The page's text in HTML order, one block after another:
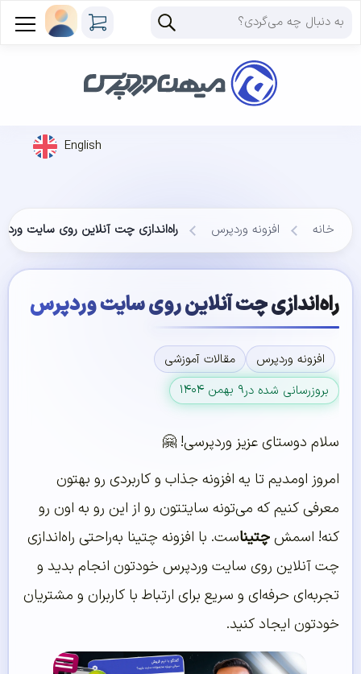
English
خانه افزونه وردپرس راه‌اندازی چت آنلاین روی سایت
راه‌اندازی چت آنلاین روی سایت وردپرس
افزونه وردپرس
مقالات آموزشی
بروزرسانی شده در۹ بهمن ۱۴۰۴
سلام دوستای عزیز وردپرسی! 🤗
امروز اومدیم تا یه افزونه جذاب و کاربردی رو بهتون
معرفی کنیم که می‌تونه سایتتون رو از این رو به اون رو
کنه! اسمشچتیناست. با افزونه چتینا به‌راحتی راه‌اندازی
چت آنلاین روی سایت وردپرس خودتون انجام بدید و
تجربه‌ای حرفه‌ای و سریع برای ارتباط با کاربران و مشتریان
خودتون ایجاد کنید.